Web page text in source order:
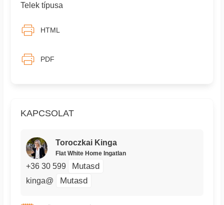
KAPCSOLAT
Toroczkai Kinga
Flat White Home Ingatlan
+36 30 599 Mutasd
kinga@ Mutasd
Telek típusa
HTML
PDF